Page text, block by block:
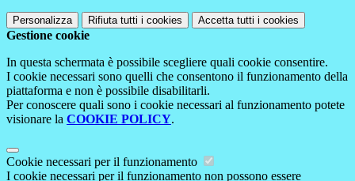
Personalizza Rifiuta tutti i cookies Accetta tutti i cookies
Gestione cookie
In questa schermata è possibile scegliere quali cookie consentire.
I cookie necessari sono quelli che consentono il funzionamento della
piattaforma e non è possibile disabilitarli.
Per conoscere quali sono i cookie necessari al funzionamento potete
visionare la COOKIE POLICY.
Cookie necessari per il funzionamento
I cookie necessari per il funzionamento non possono essere